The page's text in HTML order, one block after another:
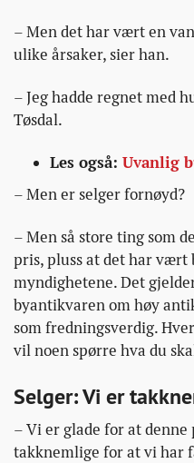
– Men det har vært en
ulike årsaker, sier han.
– Jeg hadde regnet med
Tøsdal.
Les også: Uvanlig
– Men er selger fornøyd?
– Men så store ting som
pris, pluss at det har vært
myndighetene. Det
byantikvaren om høy
som fredningsverdig.
vil noen spørre hva du
Selger: Vi er
– Vi er glade for at denne
takknemlige for at vi har